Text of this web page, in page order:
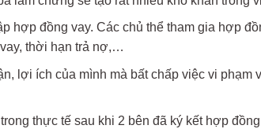
hợp đồng vay. Các chủ thể tham gia hợp
thời hạn trả nợ,…
lợi ích của mình mà bất chấp việc vi
thực tế sau khi 2 bên đã ký kết hợp